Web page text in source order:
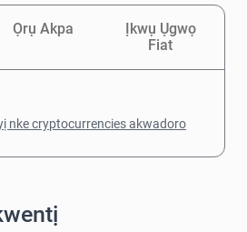
Ọrụ Akpa
Ịkwụ Ụgwọ
Fiat
nke cryptocurrencies akwadoro